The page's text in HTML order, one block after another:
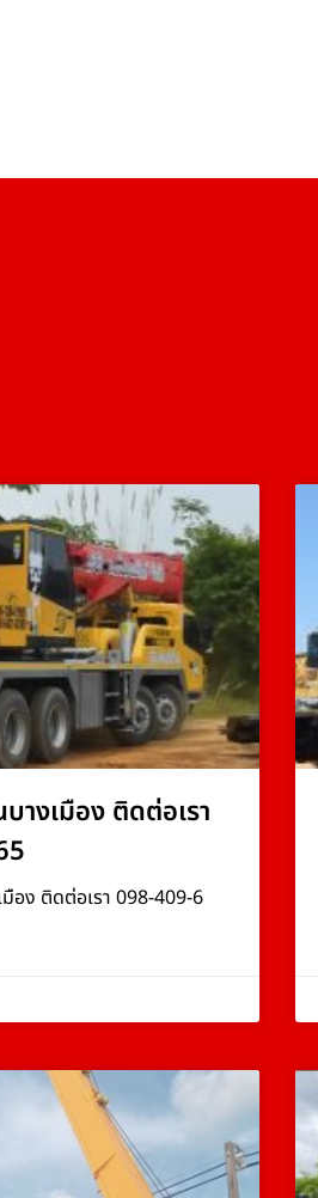
างเมือง ติดต่อเรา
อง ติดต่อเรา 098-409-6